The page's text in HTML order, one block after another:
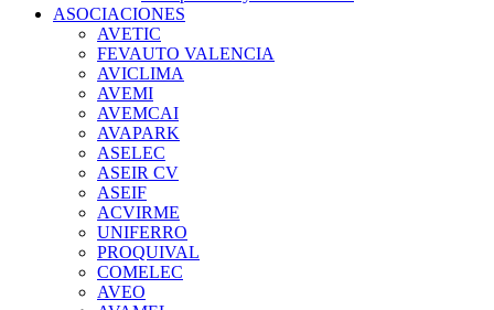
ASOCIACIONES
AVETIC
FEVAUTO VALENCIA
AVICLIMA
AVEMI
AVEMCAI
AVAPARK
ASELEC
ASEIR CV
ASEIF
ACVIRME
UNIFERRO
PROQUIVAL
COMELEC
AVEO